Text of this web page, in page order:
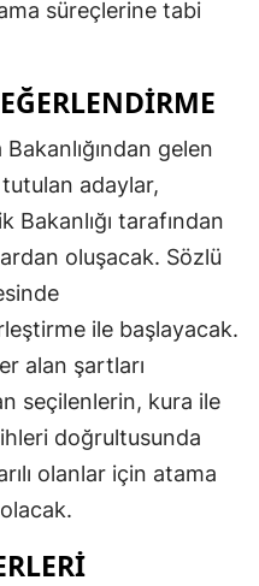
süreçlerine tabi
gelen
adaylar,
Bakanlığı tarafından
oluşacak. Sözlü
ile başlayacak.
alan şartları
seçilenlerin, kura ile
doğrultusunda
olanlar için atama
olacak.